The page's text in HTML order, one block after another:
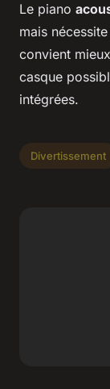
Le piano
mais
convient
casque
intégrées.
Divertissement